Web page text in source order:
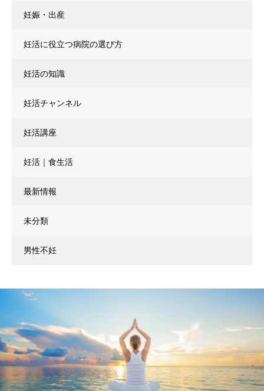
妊娠・出産
妊活に役立つ病院の選び方
妊活の知識
妊活チャンネル
妊活講座
妊活｜食生活
最新情報
未分類
男性不妊